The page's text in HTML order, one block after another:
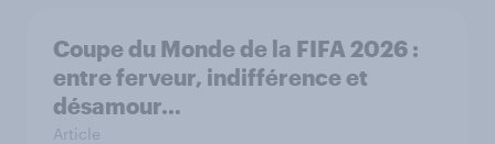
Coupe du Monde de la FIFA 2026 :
entre ferveur, indifférence et
désamour…
Article